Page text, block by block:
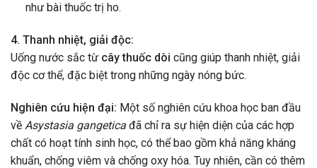
như bài thuốc trị ho.
4. Thanh nhiệt, giải độc:
Uống nước sắc từ cây thuốc dòi cũng giúp thanh nhiệt, giải
độc cơ thể, đặc biệt trong những ngày nóng bức.
Nghiên cứu hiện đại: Một số nghiên cứu khoa học ban đầu
về Asystasia gangetica đã chỉ ra sự hiện diện của các hợp
chất có hoạt tính sinh học, có thể bao gồm khả năng kháng
khuẩn, chống viêm và chống oxy hóa. Tuy nhiên, cần có thêm